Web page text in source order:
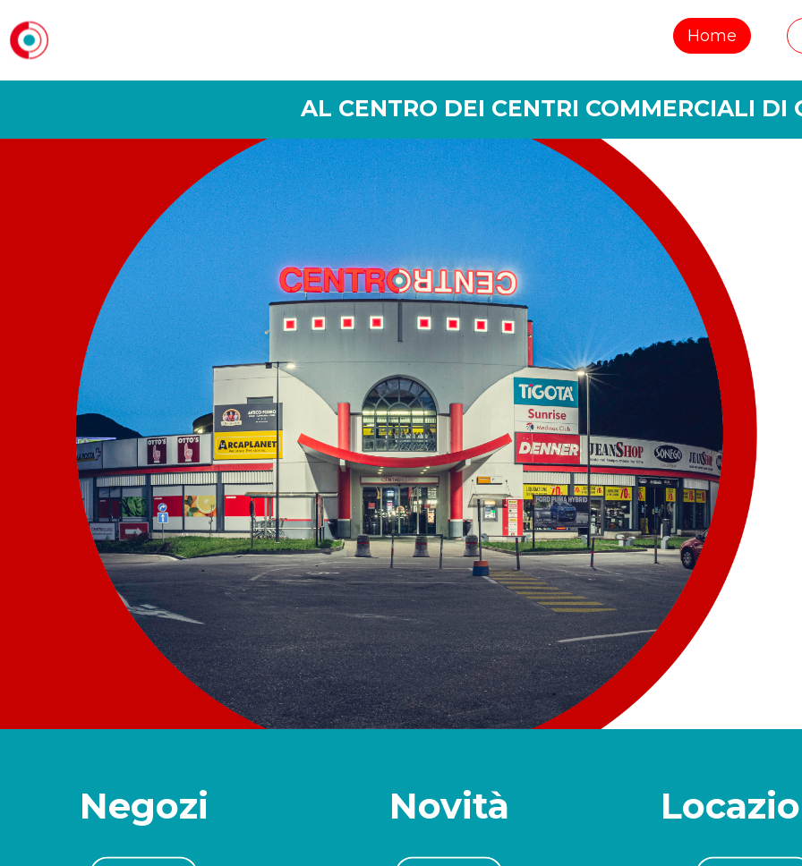
Home
AL CENTRO DEI CENTRI COMMERCIALI DI
Negozi Novità